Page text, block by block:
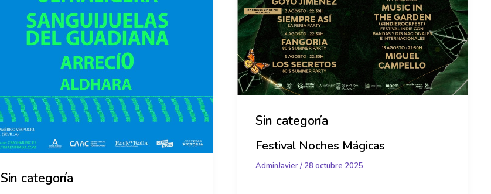
Sin categoría
Sin categoría
Festival Noches Mágicas
AdminJavier/ 28 octubre 2025